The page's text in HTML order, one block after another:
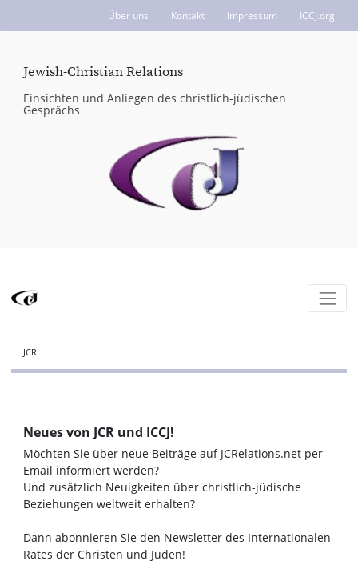
Über uns Kontakt Impressum ICCJ.org
Jewish-Christian Relations
Einsichten und Anliegen des christlich-jüdischen
Gesprächs
JCR
Neues von JCR und ICCJ!
Möchten Sie über neue Beiträge auf JCRelations.net per
Email informiert werden?
Und zusätzlich Neuigkeiten über christlich-jüdische
Beziehungen weltweit erhalten?
Dann abonnieren Sie den Newsletter des Internationalen
Rates der Christen und Juden!